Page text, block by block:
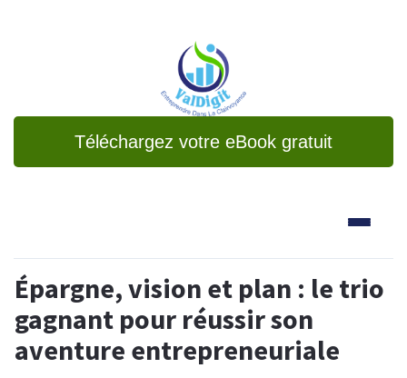
Téléchargez votre eBook gratuit
Épargne, vision et plan : le trio
gagnant pour réussir son
aventure entrepreneuriale